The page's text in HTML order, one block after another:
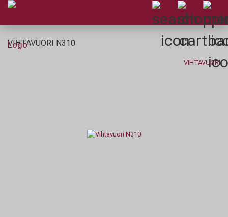
VIHTAVUORI N310
VIHTAVUORI